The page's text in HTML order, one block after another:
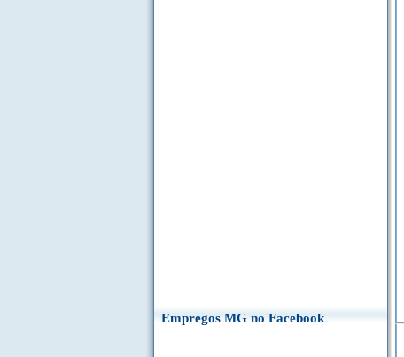
Empregos MG no Facebook